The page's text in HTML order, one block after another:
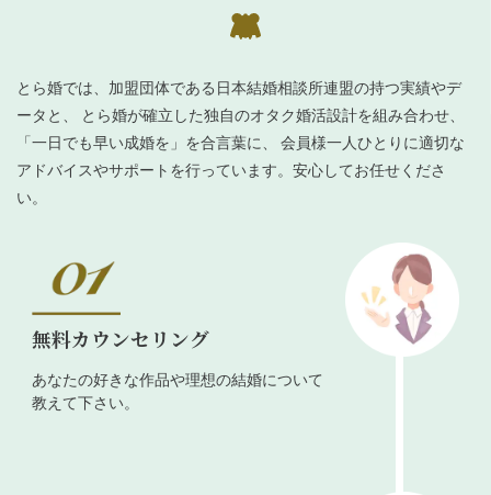
とら婚では、加盟団体である日本結婚相談所連盟の持つ実績やデ
ータと、 とら婚が確立した独自のオタク婚活設計を組み合わせ、
「一日でも早い成婚を」を合言葉に、 会員様一人ひとりに適切な
アドバイスやサポートを行っています。安心してお任せくださ
い。
無料カウンセリング
あなたの好きな作品や理想の結婚について
教えて下さい。